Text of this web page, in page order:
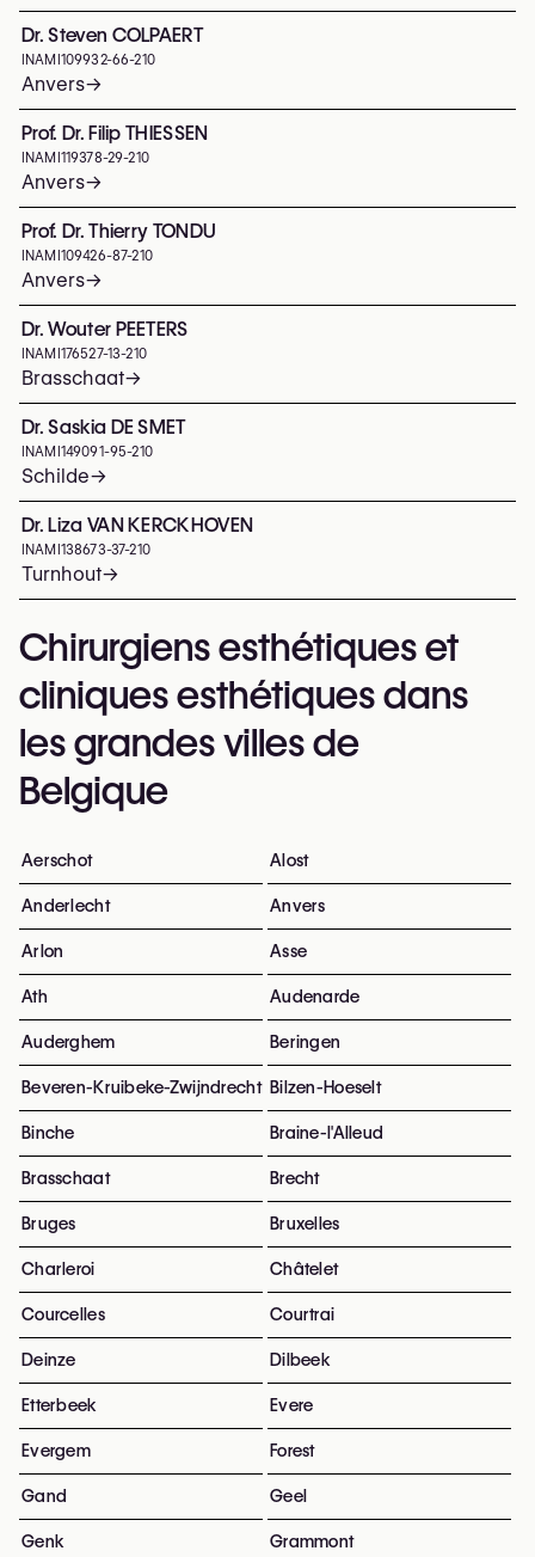
Dr. Steven COLPAERT
INAMI 109932-66-210
Anvers→
Prof. Dr. Filip THIESSEN
INAMI 119378-29-210
Anvers→
Prof. Dr. Thierry TONDU
INAMI 109426-87-210
Anvers→
Dr. Wouter PEETERS
INAMI 176527-13-210
Brasschaat→
Dr. Saskia DE SMET
INAMI 149091-95-210
Schilde→
Dr. Liza VAN KERCKHOVEN
INAMI 138673-37-210
Turnhout→
Chirurgiens esthétiques et
cliniques esthétiques dans
les grandes villes de
Belgique
Aerschot Alost
Anderlecht Anvers
Arlon Asse
Ath Audenarde
Auderghem Beringen
Beveren-Kruibeke-Zwijndrecht Bilzen-Hoeselt
Binche Braine-l'Alleud
Brasschaat Brecht
Bruges Bruxelles
Charleroi Châtelet
Courcelles Courtrai
Deinze Dilbeek
Etterbeek Evere
Evergem Forest
Gand Geel
Genk Grammont